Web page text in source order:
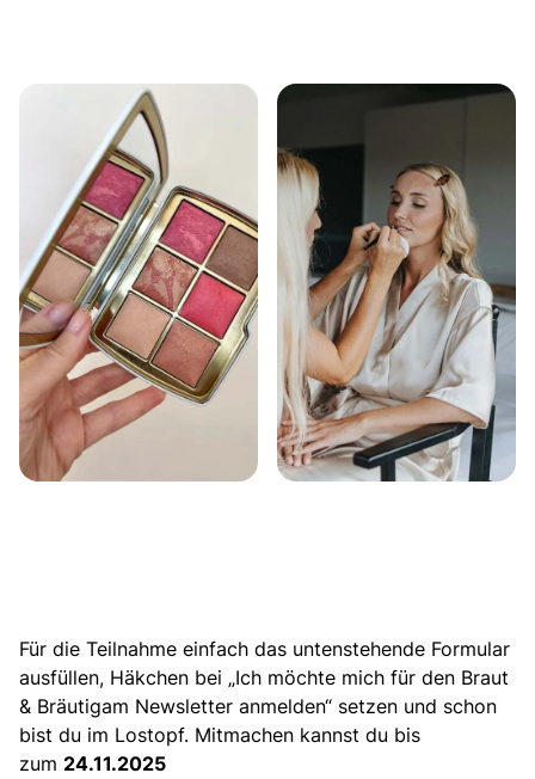
Für die Teilnahme einfach das untenstehende Formular
ausfüllen, Häkchen bei „Ich möchte mich für den Braut
& Bräutigam Newsletter anmelden“ setzen und schon
bist du im Lostopf. Mitmachen kannst du bis
zum 24.11.2025